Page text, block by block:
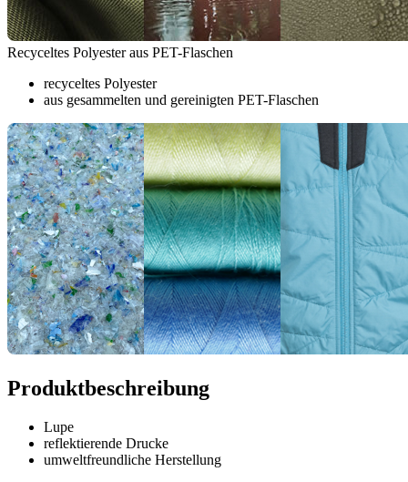
Recyceltes Polyester aus PET-Flaschen
recyceltes Polyester
aus gesammelten und gereinigten PET-Flaschen
Produktbeschreibung
Lupe
reflektierende Drucke
umweltfreundliche Herstellung